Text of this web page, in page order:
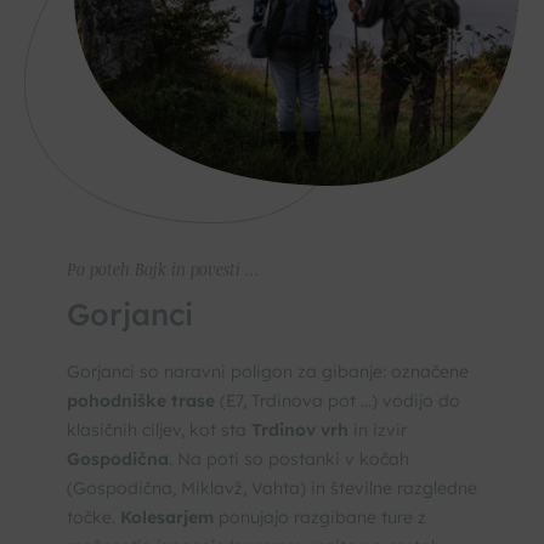
Po poteh Bajk in povesti ...
Gorjanci
Gorjanci so naravni poligon za gibanje: označene
pohodniške trase (E7, Trdinova pot …) vodijo do
klasičnih ciljev, kot sta Trdinov vrh
in izvir
Gospodična. Na poti so postanki v kočah
(Gospodična, Miklavž, Vahta) in številne razgledne
točke. Kolesarjem ponujajo razgibane ture z